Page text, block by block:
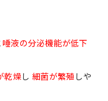
唾液の分泌機能が低下
乾燥し 細菌が繁殖 しや